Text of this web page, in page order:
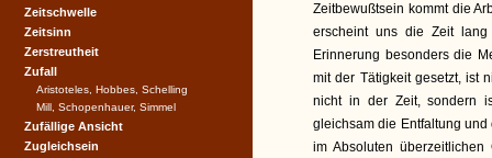
Zeitbewußtsein kommt die
erscheint uns die Zeit lang
Erinnerung besonders die
mit der Tätigkeit gesetzt, ist
nicht in der Zeit, sondern
gleichsam die Entfaltung
im Absoluten
Zeitschwelle
Zeitsinn
Zerstreutheit
Zufall
Aristoteles, Hobbes, Schelling
Mill, Schopenhauer, Simmel
Zufällige Ansicht
Zugleichsein